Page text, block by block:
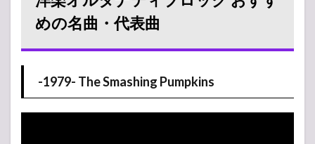
めの名曲・代表曲
-1979- The Smashing Pumpkins